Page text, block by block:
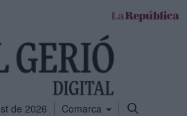
de 2026 Comarca